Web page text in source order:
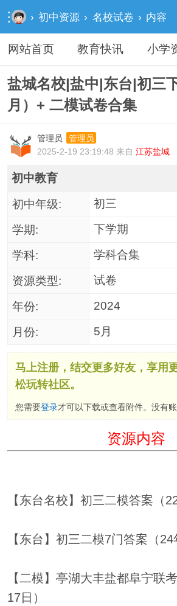
› 初中资源 › 名校试卷 › 内容
网站首页 教育快讯 小学
盐城名校|盐中|东台|初三
月）+ 二模试卷合集
管理员
管理员
2025-2-19 23:19:48 来自 江苏盐城
初中教育
初中年级: 初三
学期: 下学期
学科: 学科合集
资源类型: 试卷
年份: 2024
月份: 5月
马上注册，结交更多好友，享用
松玩转社区。
您需要登录才可以下载或查看附件。没有
资源内容
【东台名校】初三二模答案（
【东台】初三二模7门答案（24
【二模】亭湖大丰盐都阜宁联
17日）